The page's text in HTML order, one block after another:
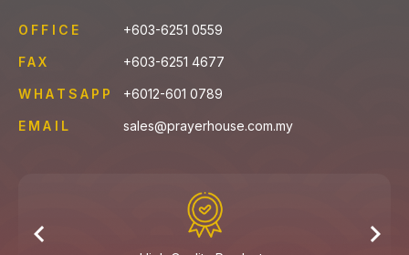
OFFICE +603-6251 0559
FAX +603-6251 4677
WHATSAPP +6012-601 0789
EMAIL sales@prayerhouse.com.my